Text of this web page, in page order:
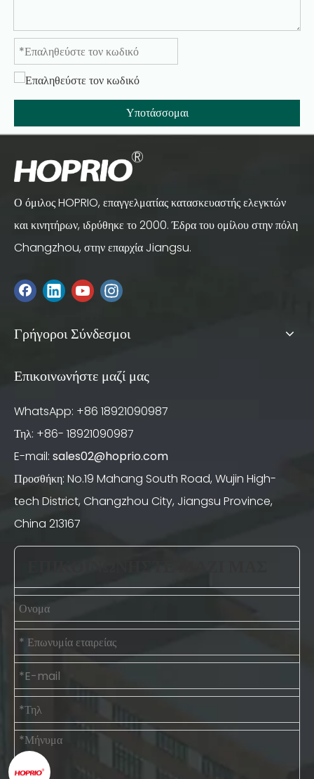
Υποτάσσομαι
Ο όμιλος HOPRIO, επαγγελματίας κατασκευαστής ελεγκτών
και κινητήρων, ιδρύθηκε το 2000. Έδρα του ομίλου στην πόλη
Changzhou, στην επαρχία Jiangsu.
Γρήγοροι Σύνδεσμοι
Επικοινωνήστε μαζί μας
WhatsApp: +86 18921090987
Τηλ: +86- 18921090987
E-mail: sales02@hoprio.com
Προσθήκη: No.19 Mahang South Road, Wujin High-
tech District, Changzhou City, Jiangsu Province,
China 213167